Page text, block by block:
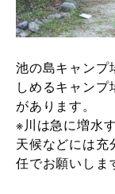
池の島キャンプ
しめるキャン
があります。
※川は急に増水
天候などには充
任でお願いし